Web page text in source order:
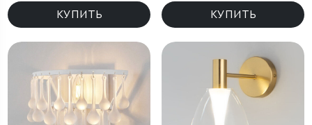
КУПИТЬ КУПИТЬ